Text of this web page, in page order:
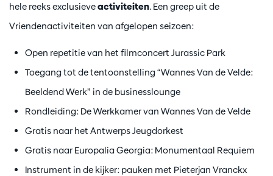
hele reeks exclusieveactiviteiten. Een greep uit de
Vriendenactiviteiten van afgelopen seizoen:
Open repetitie van het filmconcert Jurassic Park
Toegang tot de tentoonstelling “Wannes Van de Velde:
Beeldend Werk” in de businesslounge
Rondleiding: De Werkkamer van Wannes Van de Velde
Gratis naar het Antwerps Jeugdorkest
Gratis naar Europalia Georgia: Monumentaal Requiem
Instrument in de kijker: pauken met Pieterjan Vranckx